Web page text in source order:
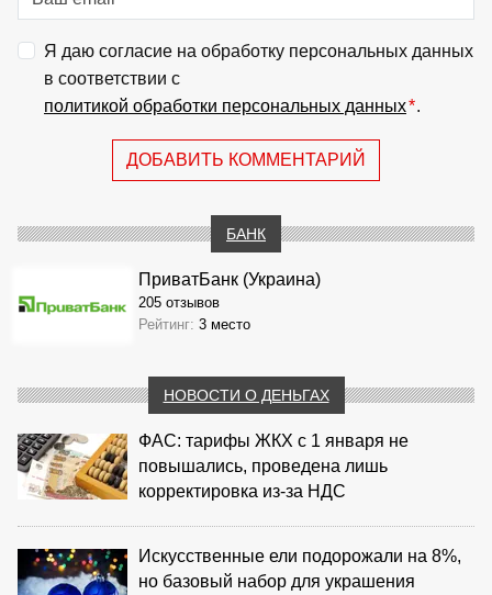
Я даю согласие на обработку персональных данных
в соответствии с
политикой обработки персональных данных*.
ДОБАВИТЬ КОММЕНТАРИЙ
БАНК
ПриватБанк (Украина)
205 отзывов
Рейтинг: 3 место
НОВОСТИ О ДЕНЬГАХ
ФАС: тарифы ЖКХ с 1 января не
повышались, проведена лишь
корректировка из‑за НДС
Искусственные ели подорожали на 8%,
но базовый набор для украшения